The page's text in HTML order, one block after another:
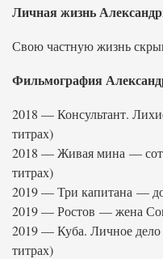
Личная жизнь
Свою частную жизнь
Фильмография
2018 — Консультант.
титрах)
2018 — Живая мина —
титрах)
2019 — Три капитана —
2019 — Ростов — жена
2019 — Куба. Личное
титрах)